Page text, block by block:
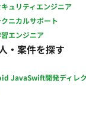
ュリティエンジニア
ニカルサポート
エンジニア
・案件を探す
JavaSwift開発ディレ